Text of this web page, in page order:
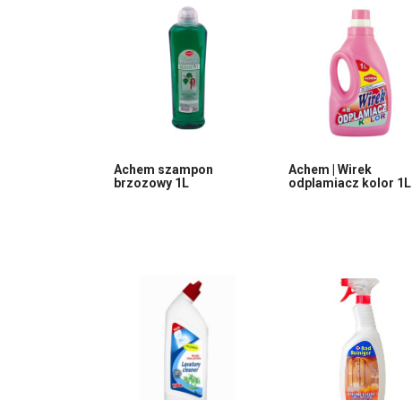
Achem szampon
brzozowy 1L
Achem | Wirek
odplamiacz kolor 1L